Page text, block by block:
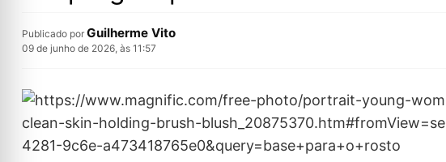
Publicado por Guilherme Vito
09 de junho de 2026, às 11:57